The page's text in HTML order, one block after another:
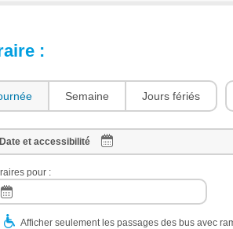
:
Semaine Jours fériés
Date et accessibilité
pour :
Afficher seulement les passages des bus avec